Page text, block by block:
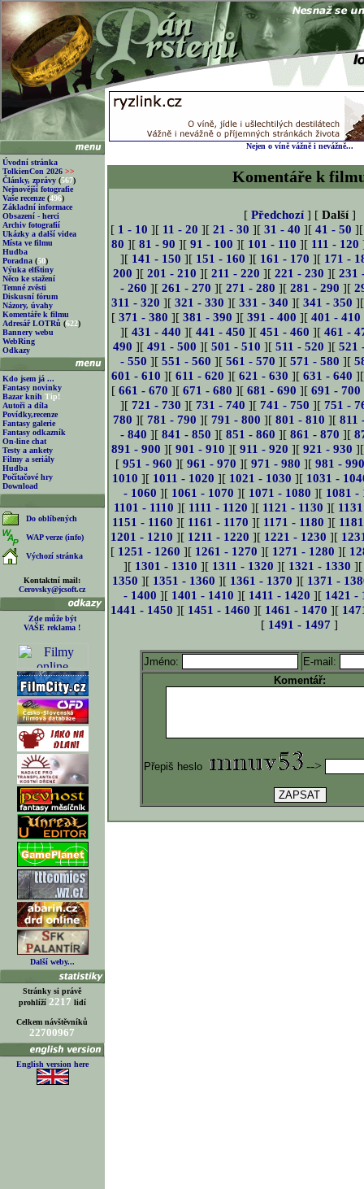
Úvodní stránka
TolkienCon 2026 >>
Články, zprávy (567)
Nejnovější fotografie
Vaše recenze (496)
Základní informace
Obsazení - herci
Archiv fotografií
Ukázky a další videa
Místa ve filmu
Hudba
Poradna (50)
Výuka elfštiny
Něco ke stažení
Temné zvěsti
Diskusní fórum
Názory, úvahy
Komentáře k filmu
Adresář LOTRů (622)
Bannery webu
WebRing
Odkazy
Kdo jsem já ...
Fantasy novinky
Bazar knih Tip!
Autoři a díla
Povídky,recenze
Fantasy galerie
Fantasy odkazník
On-line chat
Testy a ankety
Filmy a seriály
Hudba
Počítačové hry
Download
Do oblíbených
WAP verze (info)
Výchozí stránka
Kontaktní mail:
Cerovsky@jcsoft.cz
Zde může být
VAŠE reklama !
Další weby...
Stránky si právě
prohlíží 2217 lidí
Celkem návštěvníků
22700967
English version here
Nejen o víně vážně i nevážně...
Komentáře k
[ Předchozí] [ Další]
[ 1 - 10 ][ 11 - 20 ][ 21 - 30 ][ 31 - 40 ][ 41 - 50
80 ][81 - 90 ][91 - 100 ][ 101 - 110 ][ 111 - 120
][ 141 - 150 ][ 151 - 160 ][ 161 - 170 ][ 171 -
200 ][ 201 - 210 ][ 211 - 220 ][ 221 - 230 ][ 231
- 260 ][ 261 - 270 ][ 271 - 280 ][ 281 - 290 ][
311 - 320 ][ 321 - 330 ][ 331 - 340 ][ 341 - 350
[ 371 - 380 ][ 381 - 390 ][ 391 - 400 ][ 401 - 410
][ 431 - 440 ][ 441 - 450 ][ 451 - 460 ][ 461 -
490 ][ 491 - 500 ][ 501 - 510 ][ 511 - 520 ][ 521
- 550 ][ 551 - 560 ][ 561 - 570 ][ 571 - 580 ][
601 - 610 ][ 611 - 620 ][ 621 - 630 ][ 631 - 640
[ 661 - 670 ][ 671 - 680 ][ 681 - 690 ][ 691 - 700
][ 721 - 730 ][ 731 - 740 ][ 741 - 750 ][ 751 -
780 ][ 781 - 790 ][ 791 - 800 ][ 801 - 810 ][ 811
- 840 ][ 841 - 850 ][ 851 - 860 ][ 861 - 870 ][
891 - 900 ][ 901 - 910 ][ 911 - 920 ][ 921 - 930
[951 - 960 ][961 - 970 ][971 - 980 ][981 -
1010 ][ 1011 - 1020 ][ 1021 - 1030 ][ 1031 -
- 1060 ][ 1061 - 1070 ][ 1071 - 1080 ][ 1081 -
1101 - 1110 ][ 1111 - 1120 ][ 1121 - 1130 ][
1151 - 1160 ][ 1161 - 1170 ][ 1171 - 1180 ][
1201 - 1210 ][ 1211 - 1220 ][ 1221 - 1230 ][
[ 1251 - 1260 ][ 1261 - 1270 ][ 1271 - 1280 ][
][ 1301 - 1310 ][ 1311 - 1320 ][ 1321 - 1330
1350 ][ 1351 - 1360 ][ 1361 - 1370 ][ 1371 -
- 1400 ][ 1401 - 1410 ][ 1411 - 1420 ][ 1421 -
1441 - 1450 ][ 1451 - 1460 ][ 1461 - 1470 ][
[ 1491 - 1497 ]
Jméno:
E-mail:
Komentář:
Přepiš heslo -->